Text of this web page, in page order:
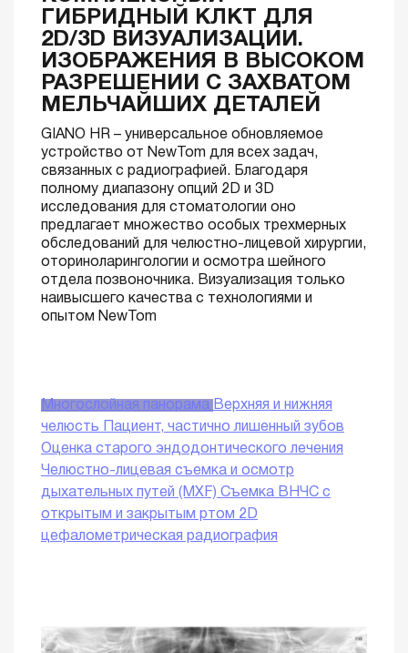
ГИБРИДНЫЙ КЛКТ ДЛЯ
2D/3D ВИЗУАЛИЗАЦИИ.
ИЗОБРАЖЕНИЯ В ВЫСОКОМ
РАЗРЕШЕНИИ С ЗАХВАТОМ
МЕЛЬЧАЙШИХ ДЕТАЛЕЙ
GIANO HR – универсальное обновляемое
устройство от NewTom для всех задач,
связанных с радиографией. Благодаря
полному диапазону опций 2D и 3D
исследования для стоматологии оно
предлагает множество особых трехмерных
обследований для челюстно-лицевой хирургии,
оториноларингологии и осмотра шейного
отдела позвоночника. Визуализация только
наивысшего качества с технологиями и
опытом NewTom
Многослойная панорама Верхняя и нижняя
челюсть
Пациент, частично лишенный зубов
Оценка старого эндодонтического лечения
Челюстно-лицевая съемка и осмотр
дыхательных путей (MXF) Съемка ВНЧС с
открытым и закрытым ртом 2D
цефалометрическая радиография